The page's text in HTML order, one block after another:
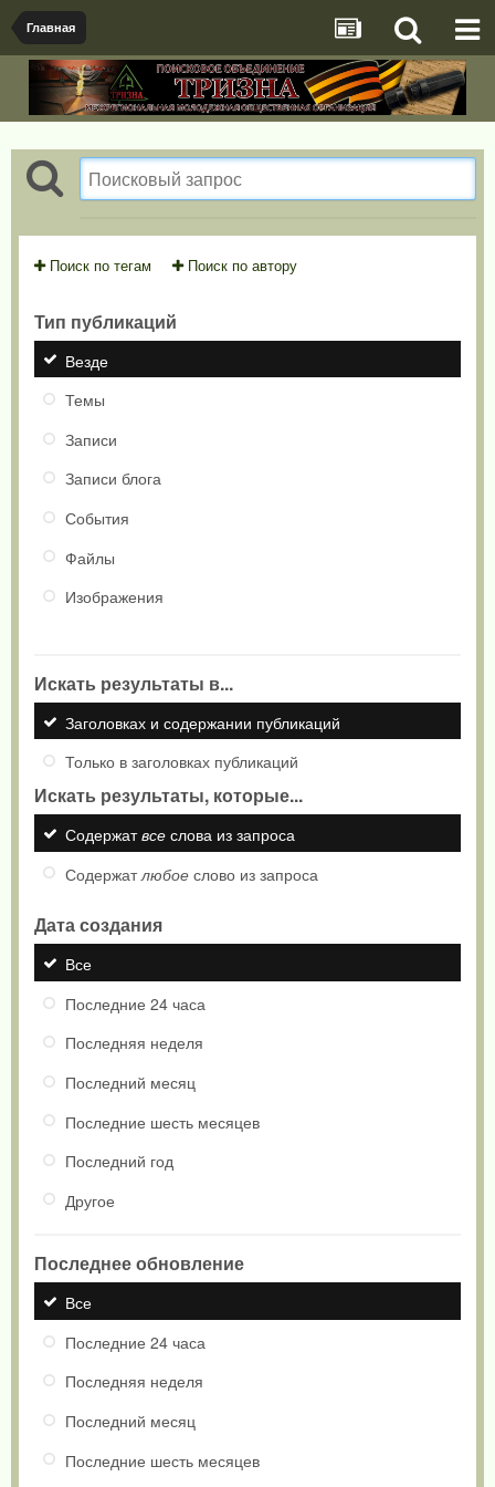
Главная
Поиск по тегам Поиск по автору
Тип публикаций
Везде
Темы
Записи
Записи блога
События
Файлы
Изображения
Искать результаты в...
Заголовках и содержании публикаций
Только в заголовках публикаций
Искать результаты, которые...
Содержатвсе слова из запроса
Содержатлюбое слово из запроса
Дата создания
Все
Последние 24 часа
Последняя неделя
Последний месяц
Последние шесть месяцев
Последний год
Другое
Последнее обновление
Все
Последние 24 часа
Последняя неделя
Последний месяц
Последние шесть месяцев